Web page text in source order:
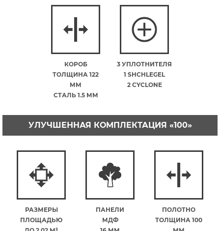
КОРОБ
ТОЛЩИНА 122
ММ
СТАЛЬ 1.5 ММ
3 УПЛОТНИТЕЛЯ
1 SHCHLEGEL
2 CYCLONE
УЛУЧШЕННАЯ КОМПЛЕКТАЦИЯ «100»
РАЗМЕРЫ
ПЛОЩАДЬЮ
ПАНЕЛИ
МДФ
ПОЛОТНО
ТОЛЩИНА 100